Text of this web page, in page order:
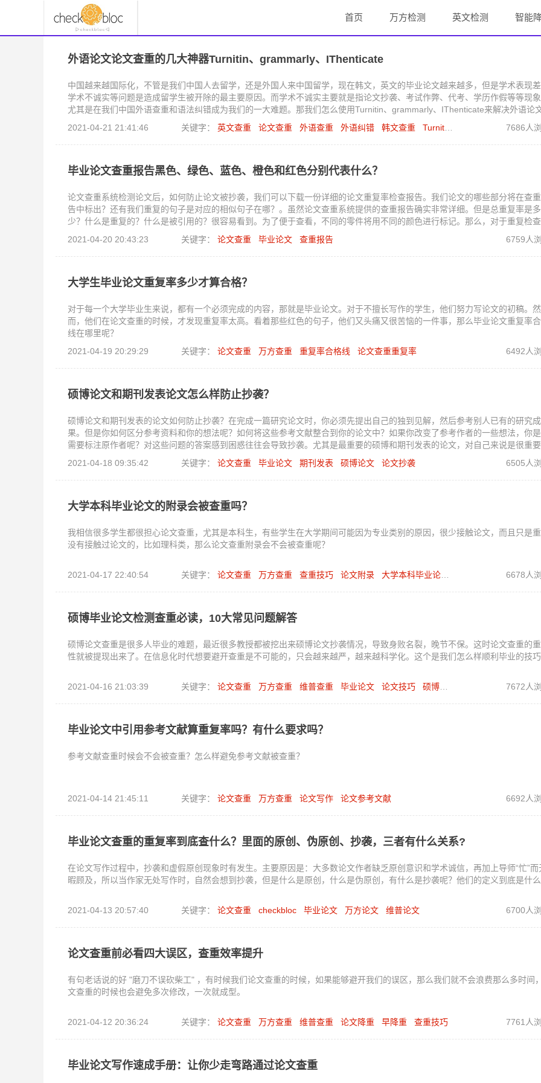
首页 万方检测 英文检测 智能
外语论文论文查重的几大神器Turnitin、grammarly、IThenticate
中国越来越国际化，不管是我们中国人去留学，还是外国人来中国留学，现在韩文，英文的毕业论文越来越多，但是学术表现
学术不诚实等问题是造成留学生被开除的最主要原因。而学术不诚实主要就是指论文抄袭、考试作弊、代考、学历作假等等现象
尤其是在我们中国外语查重和语法纠错成为我们的一大难题。那我们怎么使用Turnitin、grammarly、IThenticate来解决外语论
2021-04-21 21:41:46 关键字： 英文查重 论文查重 外语查重 外语纠错 韩文查重 Turnitin 7686人
毕业论文查重报告黑色、绿色、蓝色、橙色和红色分别代表什么？
论文查重系统检测论文后，如何防止论文被抄袭，我们可以下载一份详细的论文重复率检查报告。我们论文的哪些部分将在查
告中标出？还有我们重复的句子是对应的相似句子在哪？。虽然论文查重系统提供的查重报告确实非常详细。但是总重复率是多
少？什么是重复的？什么是被引用的？很容易看到。为了便于查看，不同的零件将用不同的颜色进行标记。那么，对于重复检查
黑色、橙色和红色代表什么呢？
2021-04-20 20:43:23 关键字： 论文查重 毕业论文 查重报告 6759人
大学生毕业论文重复率多少才算合格？
对于每一个大学毕业生来说，都有一个必须完成的内容，那就是毕业论文。对于不擅长写作的学生，他们努力写论文的初稿。然
而，他们在论文查重的时候，才发现重复率太高。看着那些红色的句子，他们又头痛又很苦恼的一件事，那么毕业论文重复率
线在哪里呢？
2021-04-19 20:29:29
关键字： 论文查重 万方查重 重复率合格线 论文查重重复率 6492人
硕博论文和期刊发表论文怎么样防止抄袭？
硕博论文和期刊发表的论文如何防止抄袭？在完成一篇研究论文时，你必须先提出自己的独到见解，然后参考别人已有的研究成
果。但是你如何区分参考资料和你的想法呢？如何将这些参考文献整合到你的论文中？如果你改变了参考作者的一些想法，你
需要标注原作者呢？对这些问题的答案感到困惑往往会导致抄袭。尤其是最重要的硕博和期刊发表的论文，对自己来说是很重要
2021-04-18 09:35:42 关键字： 论文查重 毕业论文 期刊发表 硕博论文 论文抄袭 6505人
大学本科毕业论文的附录会被查重吗？
我相信很多学生都很担心论文查重，尤其是本科生，有些学生在大学期间可能因为专业类别的原因，很少接触论文，而且只是
没有接触过论文的，比如理科类，那么论文查重附录会不会被查重呢？
2021-04-17 22:40:54 关键字： 论文查重 万方查重 查重技巧 论文附录 大学本科毕业论文 6678人
硕博毕业论文检测查重必读，10大常见问题解答
硕博论文查重是很多人毕业的难题，最近很多教授都被挖出来硕博论文抄袭情况，导致身败名裂，晚节不保。这时论文查重的
性就被提现出来了。在信息化时代想要避开查重是不可能的，只会越来越严，越来越科学化。这个是我们怎么样顺利毕业的技巧
2021-04-16 21:03:39 关键字： 论文查重 万方查重 维普查重 毕业论文 论文技巧 硕博论文 7672人
毕业论文中引用参考文献算重复率吗？有什么要求吗？
参考文献查重时候会不会被查重？怎么样避免参考文献被查重？
2021-04-14 21:45:11 关键字： 论文查重 万方查重 论文写作 论文参考文献 6692人
毕业论文查重的重复率到底查什么？里面的原创、伪原创、抄袭，三者有什么关系?
在论文写作过程中，抄袭和虚假原创现象时有发生。主要原因是：大多数论文作者缺乏原创意识和学术诚信，再加上导师“忙”而
暇顾及，所以当作家无处写作时，自然会想到抄袭，但是什么是原创，什么是伪原创，有什么是抄袭呢？他们的定义到底是什么
2021-04-13 20:57:40 关键字： 论文查重 checkbloc 毕业论文 万方论文 维普论文 6700人
论文查重前必看四大误区，查重效率提升
有句老话说的好 "磨刀不误砍柴工" ，有时候我们论文查重的时候，如果能够避开我们的误区，那么我们就不会浪费那么多时间
文查重的时候也会避免多次修改，一次就成型。
2021-04-12 20:36:24 关键字： 论文查重 万方查重 维普查重 论文降重 早降重 查重技巧 7761人
毕业论文写作速成手册：让你少走弯路通过论文查重